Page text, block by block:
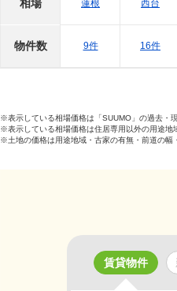
相場
物件数
蓮根
9件
西台
16件
※表示している相場価格は「SUUMO」の過去・
※表示している相場価格は住居専用以外の用途地
※土地の価格は用途地域・古家の有無・前道の幅
賃貸物件